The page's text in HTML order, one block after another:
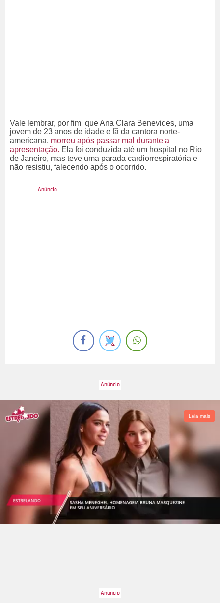
Vale lembrar, por fim, que Ana Clara Benevides, uma
jovem de 23 anos de idade e fã da cantora norte-
americana, morreu após passar mal durante a
apresentação. Ela foi conduzida até um hospital no Rio
de Janeiro, mas teve uma parada cardiorrespiratória e
não resistiu, falecendo após o ocorrido.
Leia mais